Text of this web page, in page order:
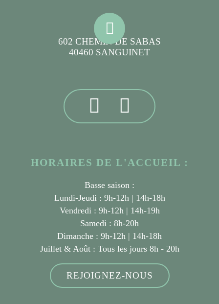
602 CHEMIN DE SABAS
40460 SANGUINET
HORAIRES DE L'ACCUEIL :
Basse saison :
Lundi-Jeudi : 9h-12h | 14h-18h
Vendredi : 9h-12h | 14h-19h
Samedi : 8h-20h
Dimanche : 9h-12h | 14h-18h
Juillet & Août : Tous les jours 8h - 20h
REJOIGNEZ-NOUS